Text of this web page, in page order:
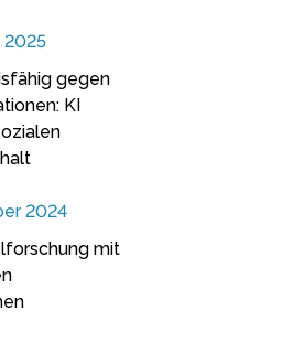
2025
gegen
KI
2024
mit